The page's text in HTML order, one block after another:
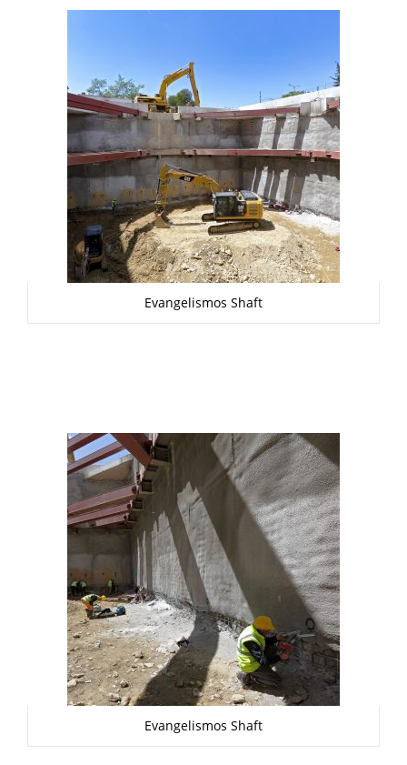
Evangelismos Shaft
Evangelismos Shaft